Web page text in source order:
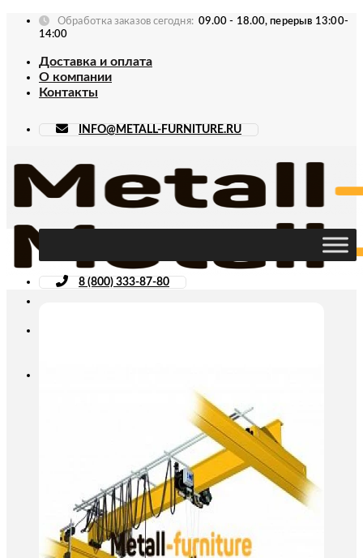
Skip
Обработка заказов сегодня: 09.00 - 18.00, перерыв 13:00-
14:00
Доставка и оплата
О компании
Контакты
INFO@METALL-FURNITURE.RU
8 (800) 333-87-80